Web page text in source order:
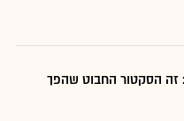
הסקטור החבוט שהפך